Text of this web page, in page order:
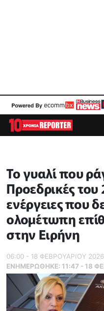
Το γυαλί που
Προεδρικές του
ενέργειες που
ολομέτωπη
στην Ειρήνη
06:00 - 18 ΦΕΒΡΟΥΑΡΙΟΥ 2026
ΕΝΗΜΕΡΏΘΗΚΕ: 11:47 - 18